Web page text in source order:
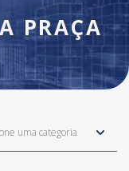
PRAÇA
uma categoria